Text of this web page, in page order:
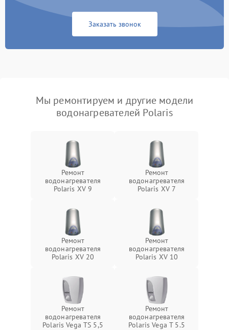
Заказать звонок
Мы ремонтируем и другие модели
водонагревателей Polaris
Ремонт
водонагревателя
Polaris XV 9
Ремонт
водонагревателя
Polaris XV 7
Ремонт
водонагревателя
Polaris XV 20
Ремонт
водонагревателя
Polaris XV 10
Ремонт
водонагревателя
Polaris Vega TS 5,5
Ремонт
водонагревателя
Polaris Vega T 5.5